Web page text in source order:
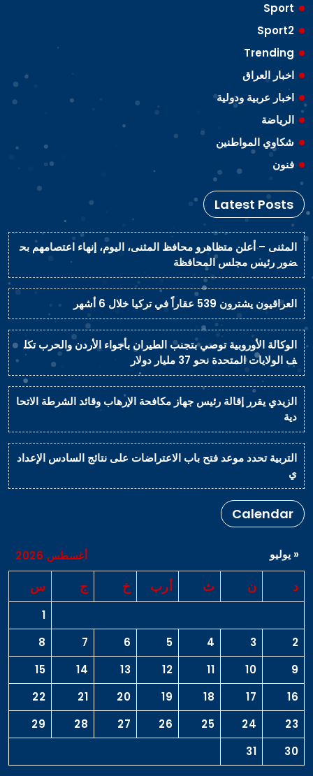
Sport
Sport2
Trending
اخبار العراق
اخبار عربية ودولية
الرياضة
شكاوي المواطنين
فنون
Latest Posts
المثنى – أعلن متظاهرو محافظ المثنى، اليوم، إنهاء اعتصامهم بح
ضور رئيس مجلس المحافظة
العراقيون يشترون 539 عقاراً في تركيا خلال 6 أشهر
الوكالة الأوروبية توصي بتجنب الطيران بأجواء الأردن والحرب تكل
ف الولايات المتحدة نحو 37 مليار دولار
الزيدي يقرر إقالة رئيس جهاز مكافحة الإرهاب وقائد الشرطة الاتحا
دية
التربية تحدد موعد فتح باب الاعتراضات على نتائج السادس الإعداد
ي
Calendar
أغسطس 2026
د ن ث أرب خ ج س
1
2
3
4
5
6
7
8
9
10
11
12
13
14
15
16
17
18
19
20
21
22
23
24
25
26
27
28
29
30
31
« يوليو